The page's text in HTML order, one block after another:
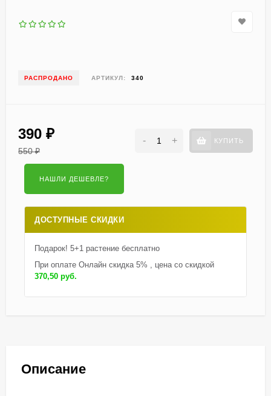
РАСПРОДАНО АРТИКУЛ: 340
390 ₽
550₽
- + КУПИТЬ
ДОСТУПНЫЕ СКИДКИ
Подарок! 5+1 растение бесплатно
При оплате Онлайн скидка 5% , цена со скидкой
370,50 руб.
Описание